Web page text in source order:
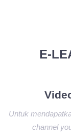
E-
Untuk
channel